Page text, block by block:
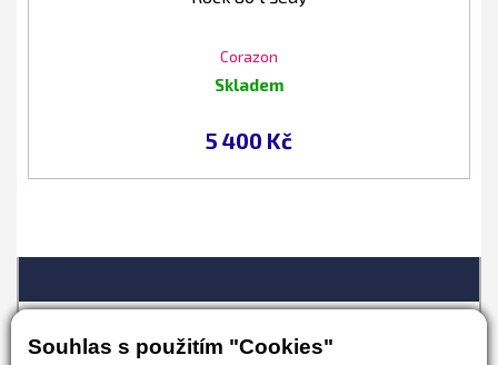
Souhlas s použitím "Cookies"
Corazon
Skladem
5 400 Kč